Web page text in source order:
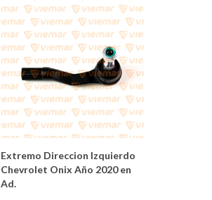
Extremo Direccion Izquierdo
Chevrolet Onix Año 2020 en
Ad.